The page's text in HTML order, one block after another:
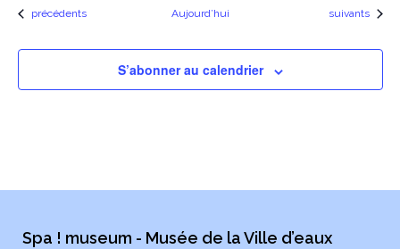
Évènements
précédents Aujourd’hui Évènements
suivants
S’abonner au calendrier
Spa ! museum - Musée de la Ville d’eaux